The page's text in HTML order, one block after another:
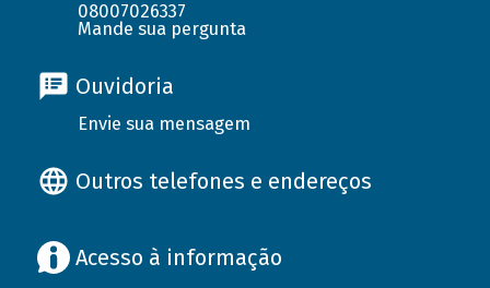
08007026337
Mande sua pergunta
Ouvidoria
Envie sua mensagem
Outros telefones e endereços
Acesso à informação